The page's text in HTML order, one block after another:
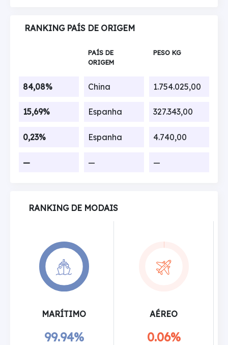
RANKING PAÍS DE ORIGEM
PAÍS DE
ORIGEM
PESO KG
84,08% China 1.754.025,00
15,69% Espanha 327.343,00
0,23% Espanha 4.740,00
— — —
RANKING DE MODAIS
MARÍTIMO
99.94%
AÉREO
0.06%